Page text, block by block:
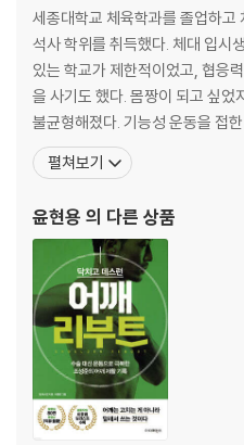
05 런지 자세 풀다운 | 046
하루 종일 앉아 있는 당신을 위한
06 누워서 90/90 자세에서 팔 뻗
07 런지 자세에서 고관절 굴곡근
08 90/90 자세에서 천장 찌르기 |
09 스파이더맨 흉추 회전 | 056
10 스파이더맨 자세에서 팔 돌리기 |
11 옆으로 누워서 흉추 회전 | 062
12 옆으로 누워서 흉추 회전 팔 돌리
13 런지 흉추 회전 | 066
14 네발자세 흉추 회전 | 068
15 엎드린 자세에서 흉추 회전 | 070
뻣뻣해진 하체를 깨우는 목요일 스
16 누워서 햄스트링 스트레칭 | 074
17 런지 & 보우 | 076
18 발 잡고 무릎 굽혔다 펴기 | 078
세종대학교 체육학과를 졸업하고
석사 학위를 취득했다. 체대 입시
있는 학교가 제한적이었고, 협응
을 사기도 했다. 몸짱이 되고 싶었
불균형해졌다. 기능성 운동을 접
0대 때보다 더 건강해졌다. 다수의 기업체 강연을 통해 스스로 신체
를 점검하고 회복하는 운동법을
기 시작하면서 바쁜 현대인의 건강
펼쳐보기
윤현용 의 다른 상품